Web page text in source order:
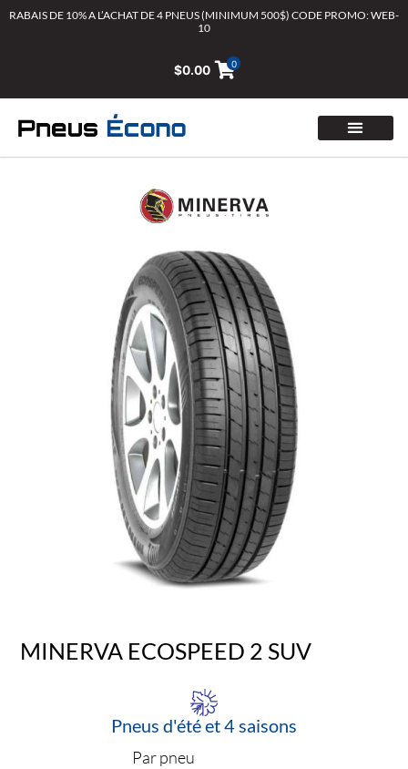
AllerRABAIS DE 10% A L’ACHAT DE 4 PNEUS (MINIMUM 500$) CODE PROMO: WEB-
10
$0.00 0
MINERVA ECOSPEED 2 SUV
Pneus d'été et 4 saisons
Par pneu